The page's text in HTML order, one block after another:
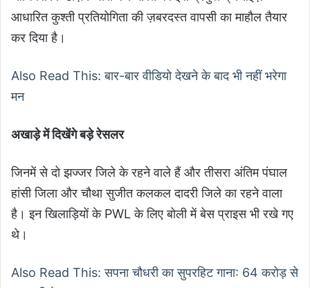
आधारित कुश्ती प्रतियोगिता की ज़बरदस्त वापसी का माहौल तैयार
कर दिया है।
Also Read This: बार-बार वीडियो देखने के बाद भी नहीं भरेगा
मन
अखाड़े में दिखेंगे बड़े रेसलर
जिनमें से दो झज्जर जिले के रहने वाले हैं और तीसरा अंतिम पंघाल
हांसी जिला और चौथा सुजीत कलकल दादरी जिले का रहने वाला
है। इन खिलाड़ियों के PWL के लिए बोली में बेस प्राइस भी रखे गए
थे।
Also Read This: सपना चौधरी का सुपरहिट गाना: 64 करोड़ से